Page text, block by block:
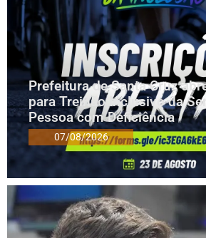
Prefeitura de Santa Cruz
para Treinão Inclusivo da
Pessoa com Deficiência
07/08/2026